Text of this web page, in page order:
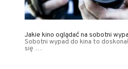
Jakie kino oglądać na sobotni
Sobotni wypad do kina to
się …